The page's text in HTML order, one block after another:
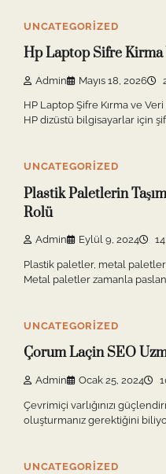
UNCATEGORIZED
Hp Laptop Sifre
Admin Mayıs 18, 2026
HP Laptop Şifre Kırma ve
HP dizüstü bilgisayarlar için
UNCATEGORIZED
Plastik Paletlerin
Rolü
Admin Eylül 9, 2024
Plastik paletler, metal
Metal paletler zamanla
UNCATEGORIZED
Çorum Laçin SEO
Admin Ocak 25, 2024
Çevrimiçi varlığınızı
oluşturmanız gerektiğini
UNCATEGORIZED